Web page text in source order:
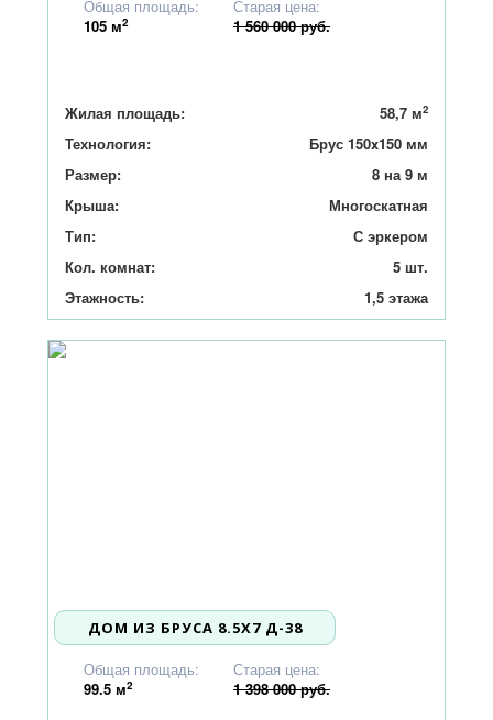
Старая цена:
1 560 000 руб.
Общая площадь:
105 м2
Жилая площадь: 58,7 м2
Технология:
Брус 150x150 мм
Размер:
8 на 9 м
Крыша:
Многоскатная
Тип:
С эркером
Кол. комнат:
5 шт.
Этажность:
1,5 этажа
ДОМ ИЗ БРУСА 8.5X7 Д-38
Старая цена:
1 398 000 руб.
Общая площадь:
99.5 м2